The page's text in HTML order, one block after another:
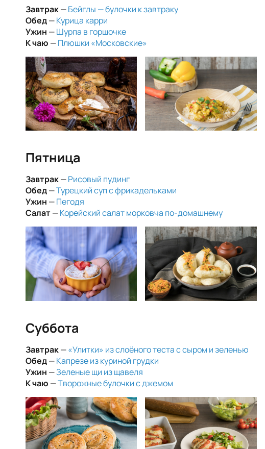
Завтрак—Бейглы — булочки к завтраку
Обед—Курица карри
Ужин —Шурпа в горшочке
К чаю —Плюшки «Московские»
Пятница
Завтрак—Рисовый пудинг
Обед—Турецкий суп с фрикадельками
Ужин —Пегодя
Салат—Корейский салат морковча по-домашнему
Суббота
Завтрак—«Улитки» из слоёного теста с сыром и зеленью
Обед—Капрезе из куриной грудки
Ужин —Зеленые щи из щавеля
К чаю —Творожные булочки с джемом